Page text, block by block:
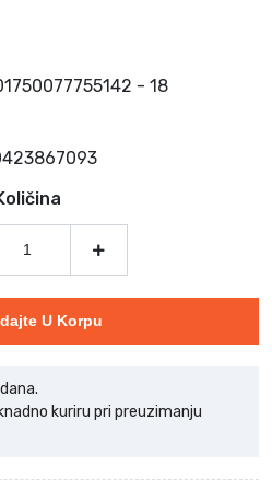
- 18
U Korpu
kuriru pri preuzimanju